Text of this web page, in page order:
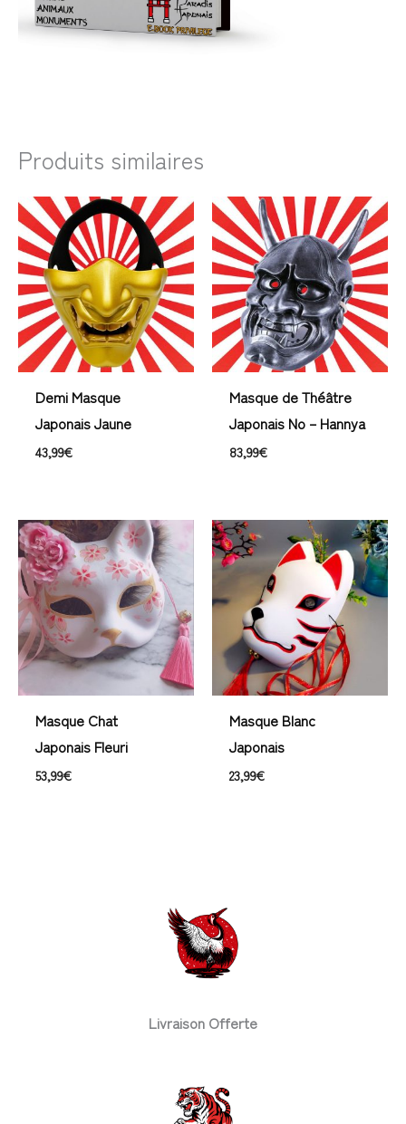
Produits similaires
Demi Masque
Japonais Jaune
43,99€
Masque de Théâtre
Japonais No – Hannya
83,99€
Masque Chat
Japonais Fleuri
53,99€
Masque Blanc
Japonais
23,99€
Livraison Offerte